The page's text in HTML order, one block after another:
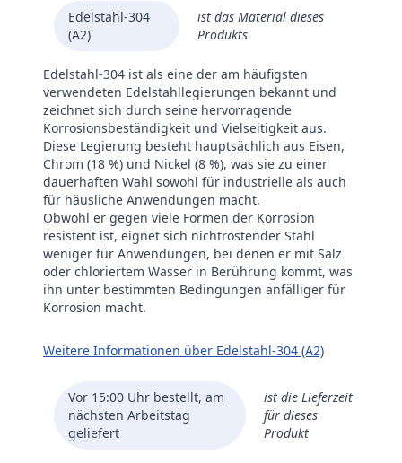
Edelstahl-304
(A2)
ist das Material dieses
Produkts
Edelstahl-304 ist als eine der am häufigsten
verwendeten Edelstahllegierungen bekannt und
zeichnet sich durch seine hervorragende
Korrosionsbeständigkeit und Vielseitigkeit aus.
Diese Legierung besteht hauptsächlich aus Eisen,
Chrom (18 %) und Nickel (8 %), was sie zu einer
dauerhaften Wahl sowohl für industrielle als auch
für häusliche Anwendungen macht.
Obwohl er gegen viele Formen der Korrosion
resistent ist, eignet sich nichtrostender Stahl
weniger für Anwendungen, bei denen er mit Salz
oder chloriertem Wasser in Berührung kommt, was
ihn unter bestimmten Bedingungen anfälliger für
Korrosion macht.
Weitere Informationen über Edelstahl-304 (A2)
Vor 15:00 Uhr bestellt, am
nächsten Arbeitstag
geliefert
ist die Lieferzeit
für dieses
Produkt